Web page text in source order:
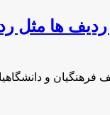
ردیف ها مثل
فرهنگیان و